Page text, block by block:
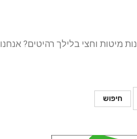
מיטות וחצי בלילך רהיטים? אנחנו
חיפוש